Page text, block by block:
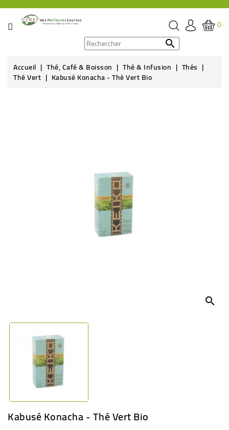
CATÉGORIE
ÉPICERIE
0

Accueil Thé, Café & Boisson Thé & Infusion Thés
Thé Vert
Kabusé Konacha - Thé Vert Bio
search
Kabusé Konacha - Thé Vert Bio